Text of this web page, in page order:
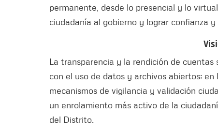
permanente, desde lo presencial y lo
ciudadanía al gobierno y lograr confianza y
La transparencia y la rendición de
con el uso de datos y archivos abiertos;
mecanismos de vigilancia y validación
un enrolamiento más activo de la
del Distrito.